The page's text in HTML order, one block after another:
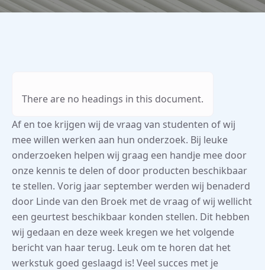
Af en toe krijgen wij de vraag van studenten of wij
mee willen werken aan hun onderzoek. Bij leuke
onderzoeken helpen wij graag een handje mee door
onze kennis te delen of door producten beschikbaar
te stellen. Vorig jaar september werden wij benaderd
door Linde van den Broek met de vraag of wij wellicht
een geurtest beschikbaar konden stellen. Dit hebben
wij gedaan en deze week kregen we het volgende
bericht van haar terug. Leuk om te horen dat het
werkstuk goed geslaagd is! Veel succes met je
There are no headings in this document.